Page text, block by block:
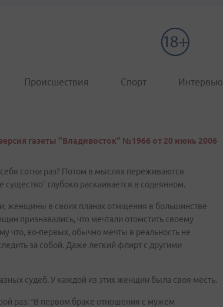
Происшествия Спорт Интервью
газеты "Владивосток" №1966 от 20 июнь 2006
сотни раз? Потом в мыслях переживаются
глубоко раскаивается в содеянном.
женщины в своих планах отмщения в большинстве
признавались, что мечтали отомстить своему
что, во-первых, обычно мечты в реальность не
за собой. Даже легкий флирт с другими
судеб. У каждой из этих женщин была своя месть.
раз: “В первом браке отношения с мужем